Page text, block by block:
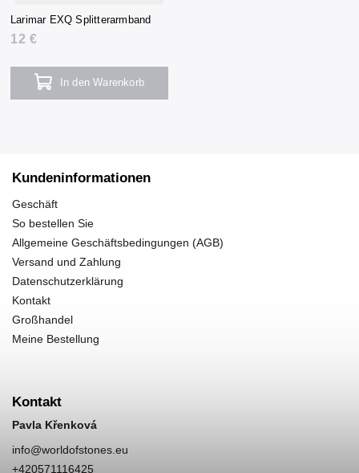
Larimar EXQ Splitterarmband
12 €
In den Warenkorb
Kundeninformationen
Geschäft
So bestellen Sie
Allgemeine Geschäftsbedingungen (AGB)
Versand und Zahlung
Datenschutzerklärung
Kontakt
Großhandel
Meine Bestellung
Kontakt
Pavla Křenková
info@worldofstones.eu
+420571116425